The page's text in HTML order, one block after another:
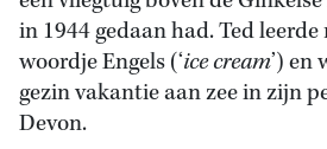
in 1944 gedaan had. Ted
woordje Engels (‘ice cream’) en
gezin vakantie aan zee in zijn
Devon.